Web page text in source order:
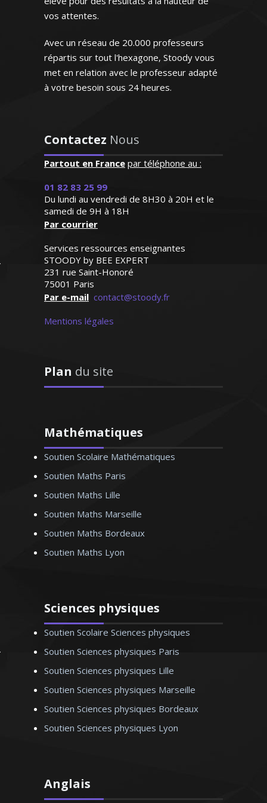
"Professeur consciencieux,
proche de l'élève, patient,
Madame G.M (Strasbourg,
Monsieur O. Thomas – Professeur
de mathématiques - Marseille
de comptabilité et gestion dans les
lycées professionnels et je donne des
formations spécialisées sur mesure pour
marketing. J’aime transmettre le savoir
et aider mes élèves à bien réussir
Madame P. Adélaïde – Professeur de
comptabilité/gestion - Nantes
Professeur de mathématiques au sein de
l’éducation nationale, je donne des
l’écoute des demandes de chacun de
mathématiques - Paris
vos attentes.
Avec un réseau de 20.000 professeurs
répartis sur tout l'hexagone, Stoody vous
met en relation avec le professeur adapté
à votre besoin sous 24 heures.
Contactez Nous
Partout en France par téléphone au :
01 82 83 25 99
Du lundi au vendredi de 8H30 à 20H et le
samedi de 9H à 18H
Par courrier
Services ressources enseignantes
STOODY by BEE EXPERT
231 rue Saint-Honoré
75001 Paris
Par e-mail contact@stoody.fr
Mentions légales
Plan du site
Mathématiques
Soutien Scolaire Mathématiques
Soutien Maths Paris
Soutien Maths Lille
Soutien Maths Marseille
Soutien Maths Bordeaux
Soutien Maths Lyon
Sciences physiques
Soutien Scolaire Sciences physiques
Soutien Sciences physiques Paris
Soutien Sciences physiques Lille
Soutien Sciences physiques Marseille
Soutien Sciences physiques Bordeaux
Soutien Sciences physiques Lyon
Anglais